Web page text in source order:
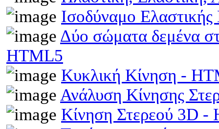
Ισοδύναμο
Δύο σώματα δεμένα
HTML5
Κυκλική Κίνηση -
Ανάλυση Κίνησης
Κίνηση Στερεού 3D -